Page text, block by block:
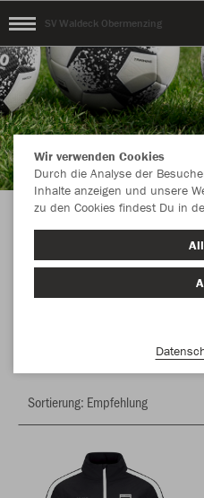
SV Waldeck Obermenzing
Herzlich
Waldeck
Wir verwenden Cookies
Durch die Analyse der
Inhalte anzeigen und unsere
zu den Cookies findest Du in